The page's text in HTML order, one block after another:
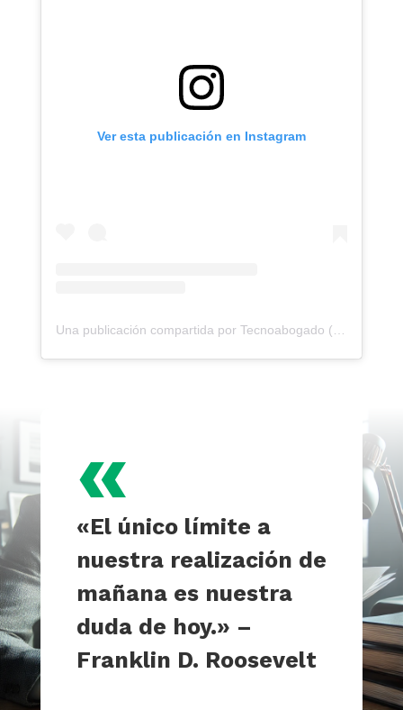
Ver esta publicación en Instagram
Una publicación compartida por Tecnoabogado (@tecnoabogado)
«
«El único límite a
nuestra realización de
mañana es nuestra
duda de hoy.» –
Franklin D. Roosevelt